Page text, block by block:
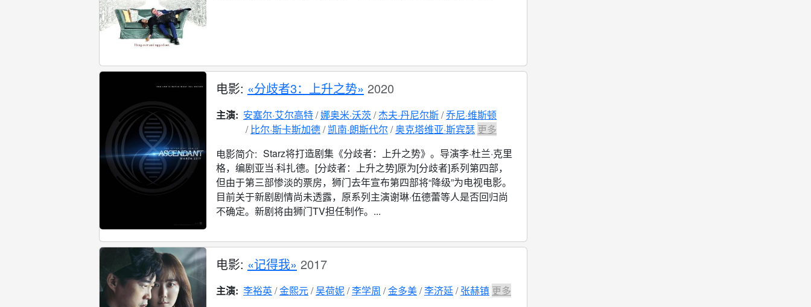
电影: «分歧者3：上升之势» 2020
主演: 安塞尔·艾尔高特 娜奥米·沃茨 杰夫·丹尼尔斯 乔尼·维斯顿
比尔·斯卡斯加德 凯南·朗斯代尔 奥克塔维亚·斯宾瑟 更多
电影简介: Starz将打造剧集《分歧者：上升之势》。导演李·杜兰·克里
格，编剧亚当·科扎德。[分歧者：上升之势]原为[分歧者]系列第四部，
但由于第三部惨淡的票房，狮门去年宣布第四部将“降级”为电视电影。
目前关于新剧剧情尚未透露，原系列主演谢琳·伍德蕾等人是否回归尚
不确定。新剧将由狮门TV担任制作。...
电影: «记得我» 2017
主演: 李裕英 金熙元 吴荷妮 李学周 金多美 李济延 张赫镇 更多